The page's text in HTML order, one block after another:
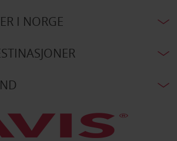
I NORGE